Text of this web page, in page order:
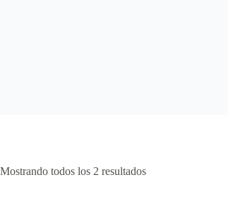
Mostrando todos los 2 resultados